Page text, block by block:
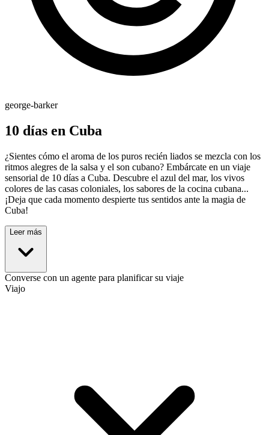
george-barker
10 días en Cuba
¿Sientes cómo el aroma de los puros recién liados se mezcla con los
ritmos alegres de la salsa y el son cubano? Embárcate en un viaje
sensorial de 10 días a Cuba. Descubre el azul del mar, los vivos
colores de las casas coloniales, los sabores de la cocina cubana...
¡Deja que cada momento despierte tus sentidos ante la magia de
Cuba!
Leer más
Converse con un agente para planificar su viaje
Viajo